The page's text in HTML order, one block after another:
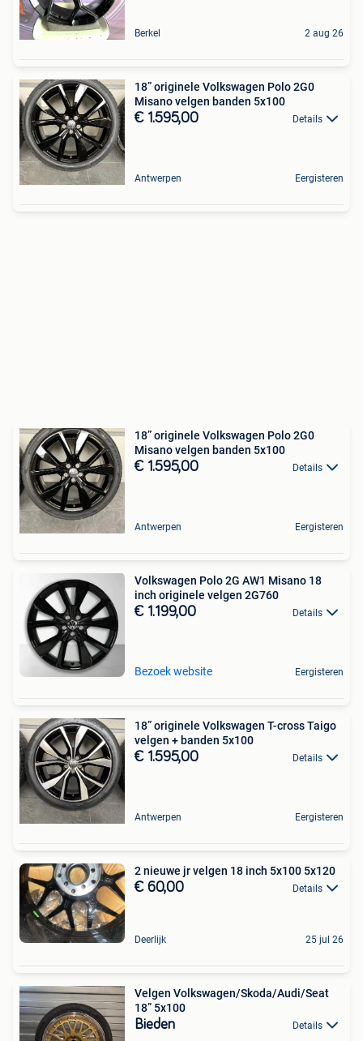
Berkel 2 aug 26
18” originele Volkswagen Polo 2G0
Misano velgen banden 5x100
€ 1.595,00 Details
Antwerpen Eergisteren
18” originele Volkswagen Polo 2G0
Misano velgen banden 5x100
€ 1.595,00 Details
Antwerpen Eergisteren
Volkswagen Polo 2G AW1 Misano 18
inch originele velgen 2G760
€ 1.199,00 Details
Bezoek website Eergisteren
18” originele Volkswagen T-cross Taigo
velgen + banden 5x100
€ 1.595,00 Details
Antwerpen Eergisteren
2 nieuwe jr velgen 18 inch 5x100 5x120
€ 60,00 Details
Deerlijk 25 jul 26
Velgen Volkswagen/Skoda/Audi/Seat
18” 5x100
Bieden Details